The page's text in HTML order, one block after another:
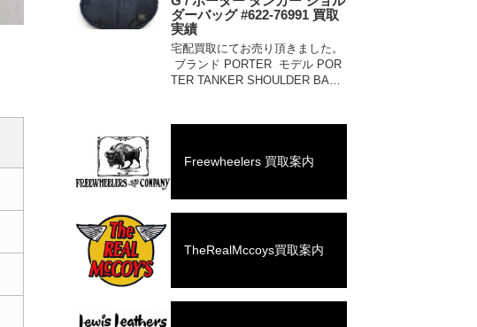
ダーバッグ #622-76991 買取
実績
宅配買取にてお売り頂きました。
ブランド PORTER モデル POR
TER TANKER SHOULDER BAG
年に誕生したPO […]
Freewheelers 買取案内
TheRealMccoys買取案内